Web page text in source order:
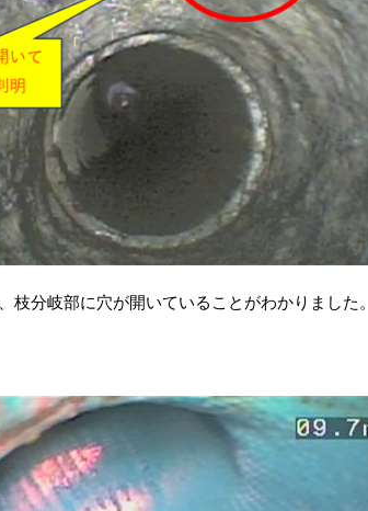
枝分岐部に穴が開いていることがわかりました。